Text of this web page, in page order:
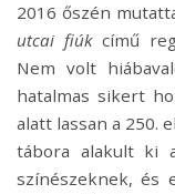
2016 őszén
utcai fiúkcímű
Nem volt
hatalmas sikert
alatt lassan a 250.
tábora alakult ki
színészeknek, és